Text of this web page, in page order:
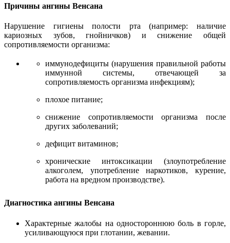
Причины ангины Венсана
Нарушение гигиены полости рта (например: наличие
кариозных зубов, гнойничков) и снижение общей
сопротивляемости организма:
иммунодефициты (нарушения правильной работы
иммунной системы, отвечающей за
сопротивляемость организма инфекциям);
плохое питание;
снижение сопротивляемости организма после
других заболеваний;
дефицит витаминов;
хронические интоксикации (злоупотребление
алкоголем, употребление наркотиков, курение,
работа на вредном производстве).
Диагностика ангины Венсана
Характерные жалобы на одностороннюю боль в горле,
усиливающуюся при глотании, жевании.